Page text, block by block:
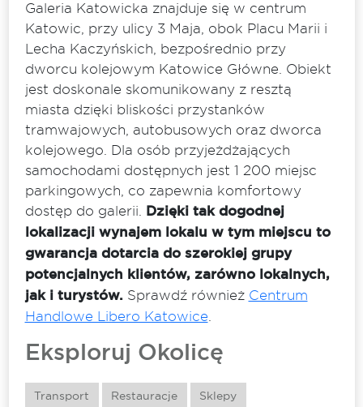
Galeria Katowicka znajduje się w centrum
Katowic, przy ulicy 3 Maja, obok Placu Marii i
Lecha Kaczyńskich, bezpośrednio przy
dworcu kolejowym Katowice Główne. Obiekt
jest doskonale skomunikowany z resztą
miasta dzięki bliskości przystanków
tramwajowych, autobusowych oraz dworca
kolejowego. Dla osób przyjeżdżających
samochodami dostępnych jest 1 200 miejsc
parkingowych, co zapewnia komfortowy
dostęp do galerii. Dzięki tak dogodnej
lokalizacji wynajem lokalu w tym miejscu to
gwarancja dotarcia do szerokiej grupy
potencjalnych klientów, zarówno lokalnych,
jak i turystów.Sprawdź również Centrum
Handlowe Libero Katowice
Eksploruj Okolicę
Transport Restauracje Sklepy